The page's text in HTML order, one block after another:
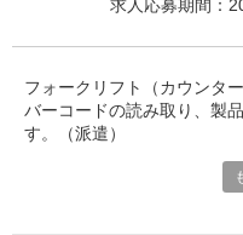
求人応募期間：
フォークリフト（カウンタ
バーコードの読み取り、製
す。（派遣）
群馬八幡駅から徒歩7分。